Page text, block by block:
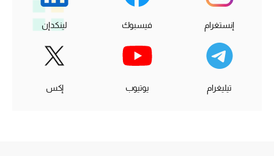
إنستغرام فيسبوك لينكدإن
تيليغرام يوتيوب إكس